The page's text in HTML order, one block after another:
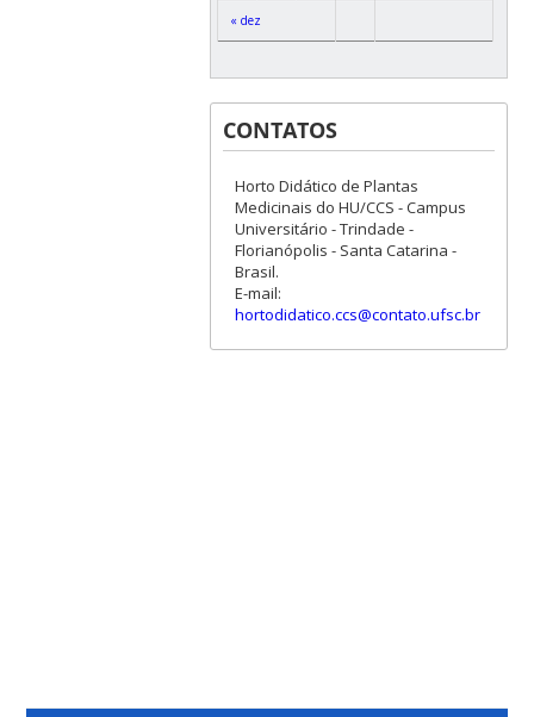
« dez
CONTATOS
Horto Didático de Plantas
Medicinais do HU/CCS - Campus
Universitário - Trindade -
Florianópolis - Santa Catarina -
Brasil.
E-mail:
hortodidatico.ccs@contato.ufsc.br